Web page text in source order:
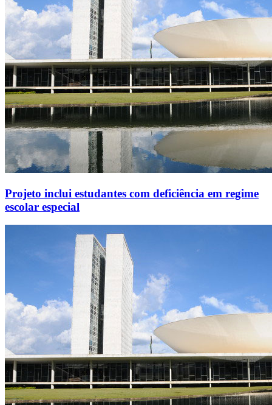
Projeto inclui estudantes com deficiência em regime
escolar especial